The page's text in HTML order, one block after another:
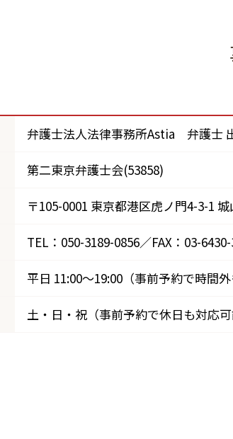
弁護士法人法律事務所Astia 弁護士
第二東京弁護士会(53858)
〒105-0001 東京都港区虎ノ門4-3-1
TEL：050-3189-0856／FAX：03-
平日 11:00～19:00（事前予約で時間外
土・日・祝（事前予約で休日も対応可